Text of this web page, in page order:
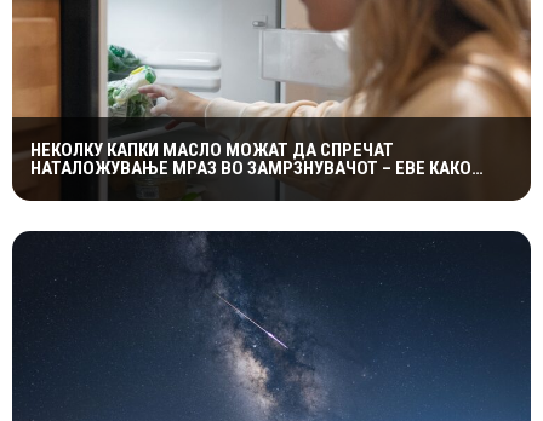
НЕКОЛКУ КАПКИ МАСЛО МОЖАТ ДА СПРЕЧАТ
НАТАЛОЖУВАЊЕ МРАЗ ВО ЗАМРЗНУВАЧОТ – ЕВЕ КАКО
ФУНКЦИОНИРА ЕДНОСТАВНИОТ ТРИК